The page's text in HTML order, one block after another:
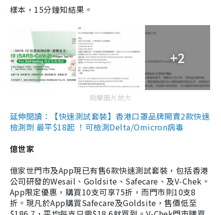
樣本，15分鐘知結果。
+2
點擊圖片放大
延伸閱讀：【快速測試套裝】香港口罩品牌開賣2款快速
檢測劑 最平$18起 ！可檢測Delta/Omicron病毒
億世家
億家世門市及App現已有售6款快速測試套裝，包括香港
公司研發的Wesail、Goldsite、Safecare、及V-Chek。
App限定優惠，購買10支可享75折，而門市則10支8
折。現凡於App購買Safecare及Goldsite，售價低至